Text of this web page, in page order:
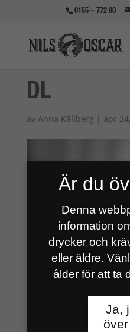
0155 – 772 80
DL
av Anna Källberg | apr
Är du
Denna
information
drycker och
eller äldre.
ålder för att ta
Ja,